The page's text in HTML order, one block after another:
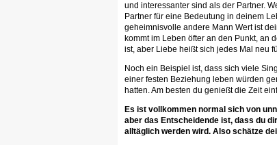
und interessanter sind als der Partner.
Partner für eine Bedeutung in deinem
geheimnisvolle andere Mann Wert ist
kommt im Leben öfter an den Punkt, an
ist, aber Liebe heißt sich jedes Mal neu
Noch ein Beispiel ist, dass sich viele
einer festen Beziehung leben würden
hatten. Am besten du genießt die Zeit
Es ist vollkommen normal sich von
aber das Entscheidende ist, dass du
alltäglich werden wird. Also schätze